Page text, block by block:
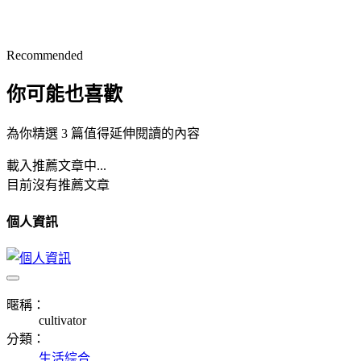
Recommended
你可能也喜歡
為你精選 3 篇值得延伸閱讀的內容
載入推薦文章中...
目前沒有推薦文章
個人資訊
暱稱：
cultivator
分類：
生活綜合